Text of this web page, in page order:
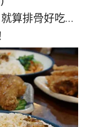
算排骨好吃…